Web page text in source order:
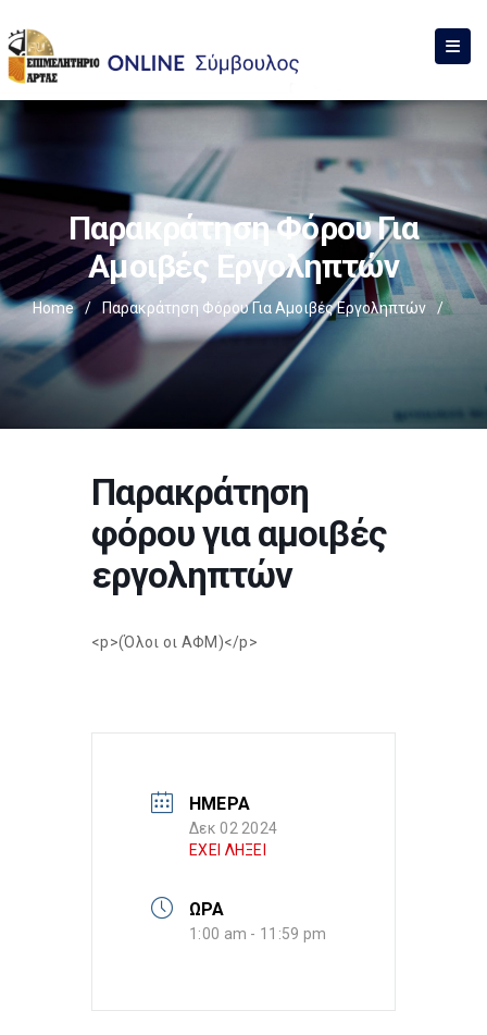
Παρακράτηση Φόρου Για
Αμοιβές Εργοληπτών
Home / Παρακράτηση Φόρου Για Αμοιβές Εργοληπτών /
Παρακράτηση
φόρου για αμοιβές
εργοληπτών
<p>(Όλοι οι ΑΦΜ)</p>
ΗΜΕΡΑ
Δεκ 02 2024
ΕΧΕΙ ΛΗΞΕΙ
ΩΡΑ
1:00 am - 11:59 pm